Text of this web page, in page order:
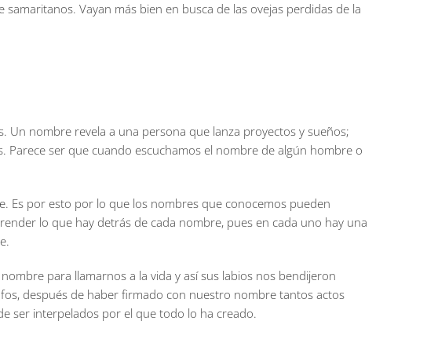
Vayan más bien en busca de las ovejas perdidas de la
nombre revela a una persona que lanza proyectos y sueños;
Parece ser que cuando escuchamos el nombre de algún hombre o
Es por esto por lo que los nombres que conocemos pueden
lo que hay detrás de cada nombre, pues en cada uno hay una
para llamarnos a la vida y así sus labios nos bendijeron
después de haber firmado con nuestro nombre tantos actos
ser interpelados por el que todo lo ha creado.